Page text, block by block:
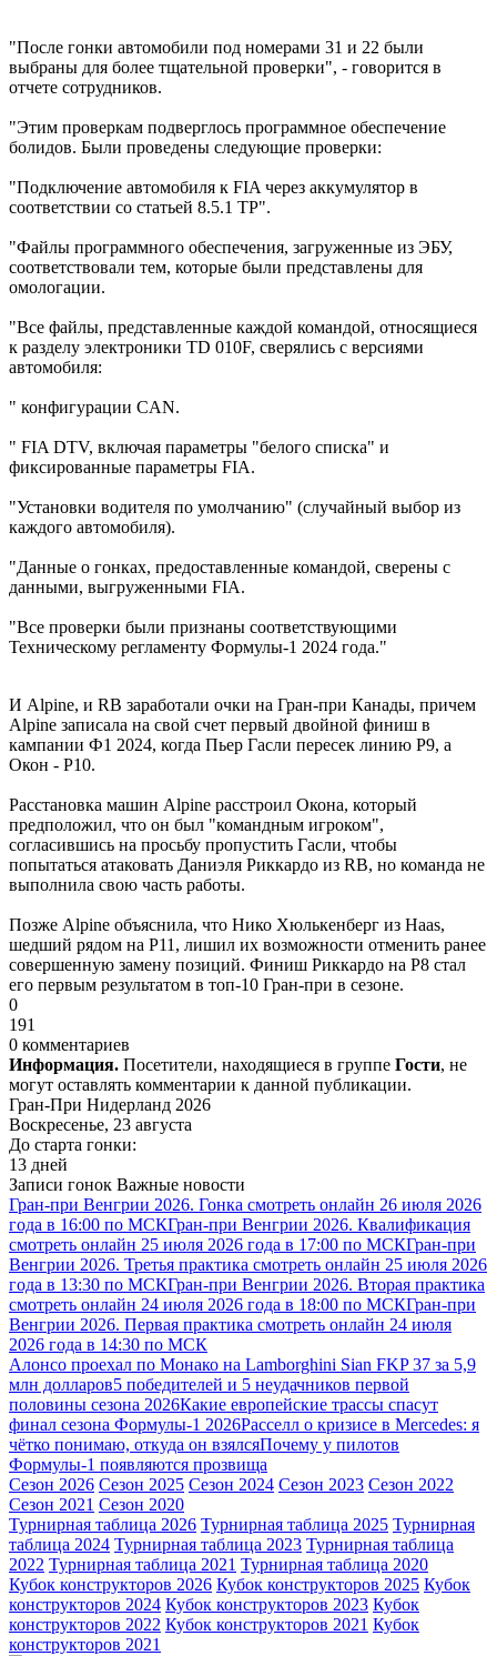
"После гонки автомобили под номерами 31 и 22 были
выбраны для более тщательной проверки", - говорится в
отчете сотрудников.
"Этим проверкам подверглось программное обеспечение
болидов. Были проведены следующие проверки:
"Подключение автомобиля к FIA через аккумулятор в
соответствии со статьей 8.5.1 ТР".
"Файлы программного обеспечения, загруженные из ЭБУ,
соответствовали тем, которые были представлены для
омологации.
"Все файлы, представленные каждой командой, относящиеся
к разделу электроники TD 010F, сверялись с версиями
автомобиля:
" конфигурации CAN.
" FIA DTV, включая параметры "белого списка" и
фиксированные параметры FIA.
"Установки водителя по умолчанию" (случайный выбор из
каждого автомобиля).
"Данные о гонках, предоставленные командой, сверены с
данными, выгруженными FIA.
"Все проверки были признаны соответствующими
Техническому регламенту Формулы-1 2024 года."
И Alpine, и RB заработали очки на Гран-при Канады, причем
Alpine записала на свой счет первый двойной финиш в
кампании Ф1 2024, когда Пьер Гасли пересек линию P9, а
Окон - P10.
Расстановка машин Alpine расстроил Окона, который
предположил, что он был "командным игроком",
согласившись на просьбу пропустить Гасли, чтобы
попытаться атаковать Даниэля Риккардо из RB, но команда не
выполнила свою часть работы.
Позже Alpine объяснила, что Нико Хюлькенберг из Haas,
шедший рядом на P11, лишил их возможности отменить ранее
совершенную замену позиций. Финиш Риккардо на P8 стал
его первым результатом в топ-10 Гран-при в сезоне.
0
191
0 комментариев
Информация. Посетители, находящиеся в группе Гости, не
могут оставлять комментарии к данной публикации.
Гран-При Нидерланд 2026
Воскресенье, 23 августа
До старта гонки:
13 дней
Записи гонок Важные новости
Гран-при Венгрии 2026. Гонка смотреть онлайн 26 июля 2026
года в 16:00 по МСКГран-при Венгрии 2026. Квалификация
смотреть онлайн 25 июля 2026 года в 17:00 по МСКГран-при
Венгрии 2026. Третья практика смотреть онлайн 25 июля 2026
года в 13:30 по МСКГран-при Венгрии 2026. Вторая практика
смотреть онлайн 24 июля 2026 года в 18:00 по МСКГран-при
Венгрии 2026. Первая практика смотреть онлайн 24 июля
2026 года в 14:30 по МСК
Алонсо проехал по Монако на Lamborghini Sian FKP 37 за 5,9
млн долларов5 победителей и 5 неудачников первой
половины сезона 2026Какие европейские трассы спасут
финал сезона Формулы-1 2026Расселл о кризисе в Mercedes: я
чётко понимаю, откуда он взялсяПочему у пилотов
Формулы-1 появляются прозвища
Сезон 2026 Сезон 2025 Сезон 2024 Сезон 2023 Сезон 2022
Сезон 2021 Сезон 2020
Турнирная таблица 2026 Турнирная таблица 2025 Турнирная
таблица 2024 Турнирная таблица 2023 Турнирная таблица
2022 Турнирная таблица 2021 Турнирная таблица 2020
Кубок конструкторов 2026 Кубок конструкторов 2025 Кубок
конструкторов 2024 Кубок конструкторов 2023 Кубок
конструкторов 2022 Кубок конструкторов 2021 Кубок
конструкторов 2021